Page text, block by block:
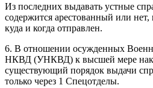
Из последних выдавать устные
содержится арестованный или
куда и когда отправлен.
6. В отношении осужденных
НКВД (УНКВД) к высшей мере
существующий порядок выдачи
только через 1 Спецотделы.